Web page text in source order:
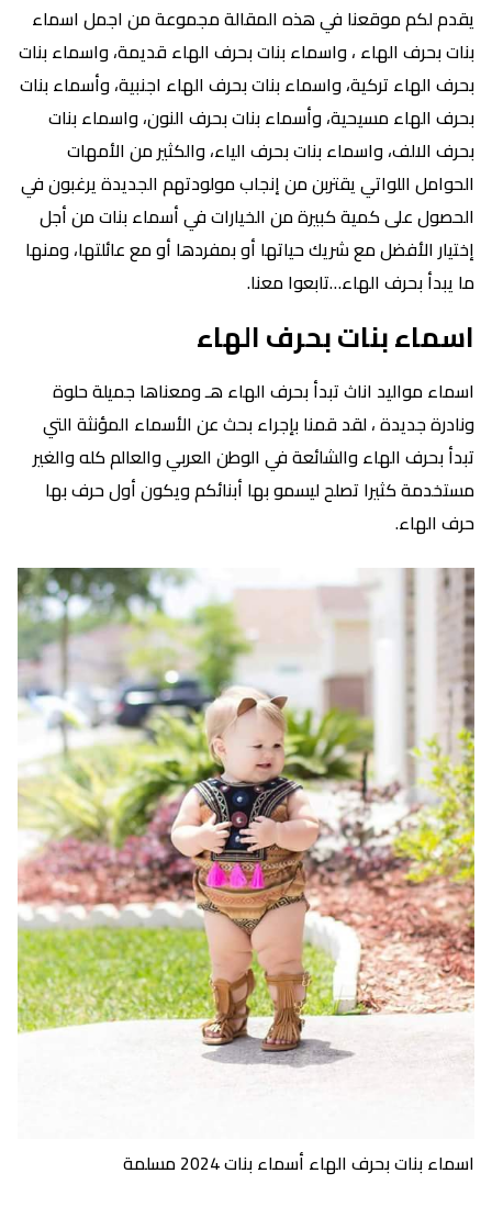
يقدم لكم موقعنا في هذه المقالة مجموعة من اجمل اسماء
بنات بحرف الهاء ، واسماء بنات بحرف الهاء قديمة، واسماء بنات
بحرف الهاء تركية، واسماء بنات بحرف الهاء اجنبية، وأسماء بنات
بحرف الهاء مسيحية، وأسماء بنات بحرف النون، واسماء بنات
بحرف الالف، واسماء بنات بحرف الياء، والكثير من الأمهات
الحوامل اللواتي يقتربن من إنجاب مولودتهم الجديدة يرغبون في
الحصول على كمية كبيرة من الخيارات في أسماء بنات من أجل
إختيار الأفضل مع شريك حياتها أو بمفردها أو مع عائلتها، ومنها
ما يبدأ بحرف الهاء…تابعوا معنا.
اسماء بنات بحرف الهاء
اسماء مواليد اناث تبدأ بحرف الهاء هـ ومعناها جميلة حلوة
ونادرة جديدة ، لقد قمنا بإجراء بحث عن الأسماء المؤنثة التي
تبدأ بحرف الهاء والشائعة في الوطن العربي والعالم كله والغير
مستخدمة كثيرا تصلح ليسمو بها أبنائكم ويكون أول حرف بها
حرف الهاء.
اسماء بنات بحرف الهاء أسماء بنات 2024 مسلمة